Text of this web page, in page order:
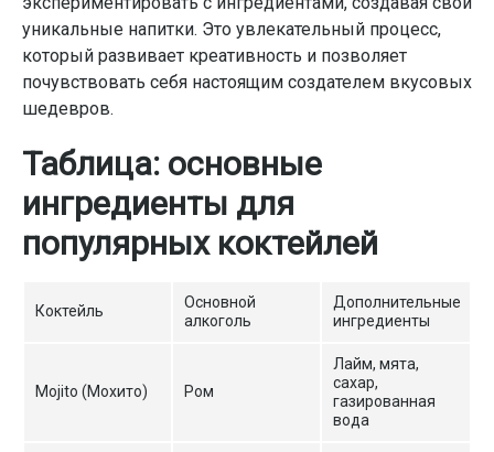
уникальные напитки. Это увлекательный процесс,
который развивает креативность и позволяет
почувствовать себя настоящим создателем вкусовых
шедевров.
Таблица: основные
ингредиенты для
популярных коктейлей
Коктейль
Основной
алкоголь
Дополнительные
ингредиенты
Mojito (Мохито) Ром
Лайм, мята,
сахар,
газированная
вода